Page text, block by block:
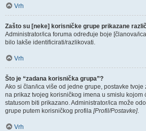
Vrh
Zašto su [neke] korisničke grupe prikazane
Administrator/ica foruma određuje boje [članova/
bilo lakše identificirati/razlikovati.
Vrh
Što je “zadana korisnička grupa”?
Ako si član/ica više od jedne grupe, postavke
na prikaz tvojeg korisničkog imena u smislu kojom
statusom biti prikazano. Administrator/ica može
grupe putem korisničkog profila [Profil/Postavke].
Vrh